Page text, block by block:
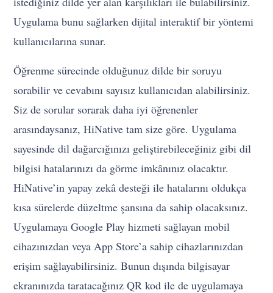
Uygulama bunu sağlarken dijital interaktif bir yöntemi
kullanıcılarına sunar.
Öğrenme sürecinde olduğunuz dilde bir soruyu
sorabilir ve cevabını sayısız kullanıcıdan alabilirsiniz.
Siz de sorular sorarak daha iyi öğrenenler
arasındaysanız, HiNative tam size göre. Uygulama
sayesinde dil dağarcığınızı geliştirebileceğiniz gibi dil
bilgisi hatalarınızı da görme imkânınız olacaktır.
HiNative’in yapay zekâ desteği ile hatalarını oldukça
kısa sürelerde düzeltme şansına da sahip olacaksınız.
Uygulamaya Google Play hizmeti sağlayan mobil
cihazınızdan veya App Store’a sahip cihazlarınızdan
erişim sağlayabilirsiniz. Bunun dışında bilgisayar
ekranınızda taratacağınız QR kod ile de uygulamaya